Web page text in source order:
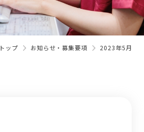
トップ お知らせ・募集要項 2023年5月